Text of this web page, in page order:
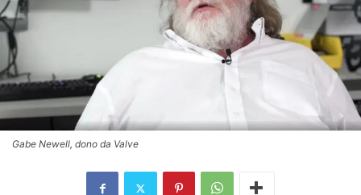
Gabe Newell, dono da Valve